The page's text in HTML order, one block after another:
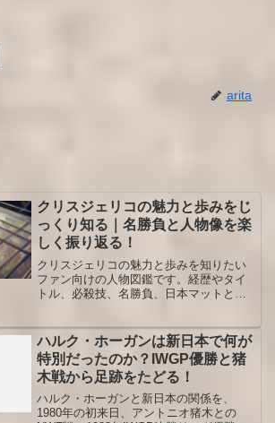
arita
クリスジェリコの魅力と歩みをじ
っくり知る｜名勝負と人物像を楽
しく振り返る！
クリスジェリコの魅力と歩みを知りたい
ファン向けの人物図鑑です。経歴やタイ
トル、必殺技、名勝負、日本マットとの
紹介します。レスラーとしての人物背景
も丁寧に押さえますので安心です。
ハルク・ホーガンは新日本で何が
特別だったのか？IWGP優勝と猪
木戦から足跡をたどる！
ハルク・ホーガンと新日本の関係を、
1980年の初来日、アントニオ猪木との